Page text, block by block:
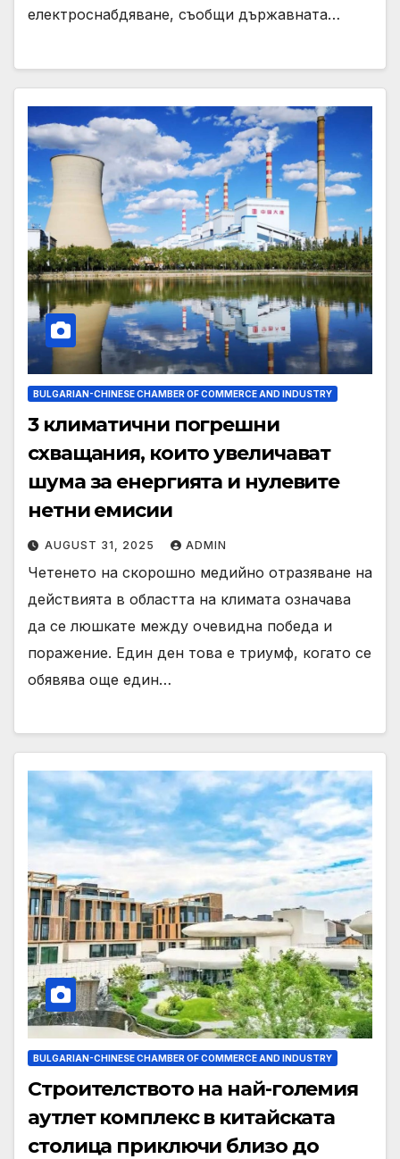
електроснабдяване, съобщи държавната…
BULGARIAN-CHINESE CHAMBER OF COMMERCE AND INDUSTRY
3 климатични погрешни
схващания, които увеличават
шума за енергията и нулевите
нетни емисии
AUGUST 31, 2025 ADMIN
Четенето на скорошно медийно отразяване на
действията в областта на климата означава
да се люшкате между очевидна победа и
поражение. Един ден това е триумф, когато се
обявява още един…
BULGARIAN-CHINESE CHAMBER OF COMMERCE AND INDUSTRY
Строителството на най-големия
аутлет комплекс в китайската
столица приключи близо до